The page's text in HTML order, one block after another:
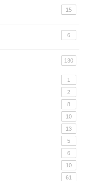
15
6
130
1
2
8
10
13
5
6
10
61